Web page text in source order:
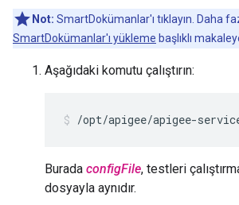
Not: SmartDokümanlar'ı tıklayın. Daha
SmartDokümanlar'ı yükleme başlıklı
Aşağıdaki komutu çalıştırın:
/opt/apigee/apigee-
Burada configFile, testleri
dosyayla aynıdır.